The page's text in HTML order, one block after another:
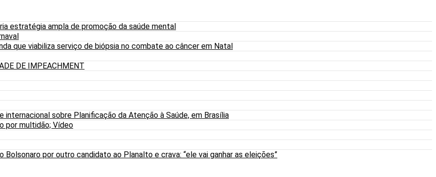
estratégia ampla de promoção da saúde mental
que viabiliza serviço de biópsia no combate ao câncer em Natal
DE IMPEACHMENT
sobre Planificação da Atenção à Saúde, em Brasília
por multidão; Vídeo
por outro candidato ao Planalto e crava: “ele vai ganhar as eleições”